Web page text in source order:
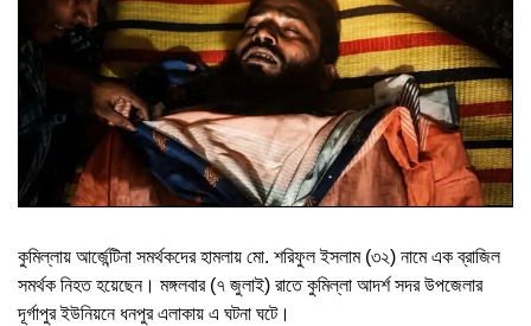
কুমিল্লায় আর্জেন্টিনা সমর্থকদের হামলায় মো. শরিফুল ইসলাম (৩২) নামে এক ব্রাজিল
সমর্থক নিহত হয়েছেন। মঙ্গলবার (৭ জুলাই) রাতে কুমিল্লা আদর্শ সদর উপজেলার
দূর্গাপুর ইউনিয়নে ধনপুর এলাকায় এ ঘটনা ঘটে।